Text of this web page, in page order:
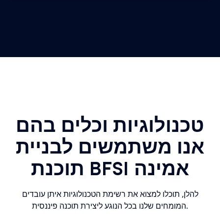
טכנולוגיות וכלים בהם
אנו משתמשים לבניית
תוכנת BFSI אמינה
להלן, תוכלו למצוא את רשימת הטכנולוגיות איתן עובדים
המומחים שלנו בכל הנוגע ליצירת תוכנה פיננסית.